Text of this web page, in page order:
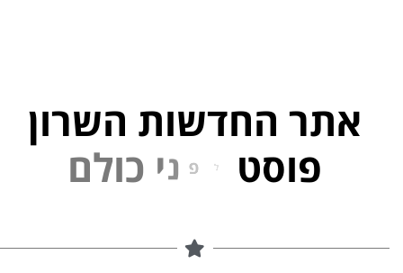
אתר החדשות השרון
פוסט